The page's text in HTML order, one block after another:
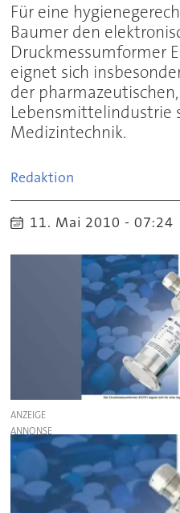
Für eine
Baumer den
Druckmessumformer
eignet sich
der
Lebensmittelindustrie
Medizintechnik.
Redaktion
11. Mai 2010 - 07:24
ANZEIGE